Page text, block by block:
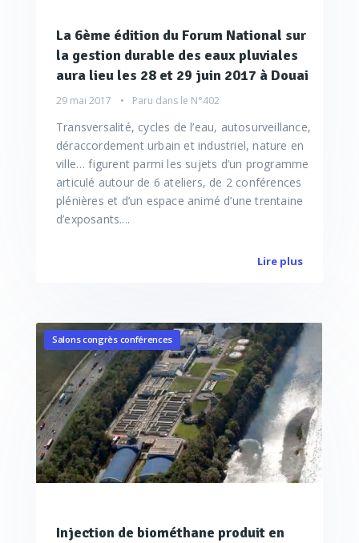
La 6ème édition du Forum National sur
la gestion durable des eaux pluviales
aura lieu les 28 et 29 juin 2017 à Douai
29 mai 2017 Paru dans le N°402
Transversalité, cycles de l’eau, autosurveillance,
déraccordement urbain et industriel, nature en
ville… figurent parmi les sujets d’un programme
articulé autour de 6 ateliers, de 2 conférences
plénières et d’un espace animé d’une trentaine
d’exposants....
Lire plus
Salons congrès conférences
Injection de biométhane produit en